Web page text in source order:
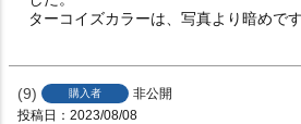
ターコイズカラーは、写真より暗めです
9 購入者
非公開
投稿日
2023/08/08